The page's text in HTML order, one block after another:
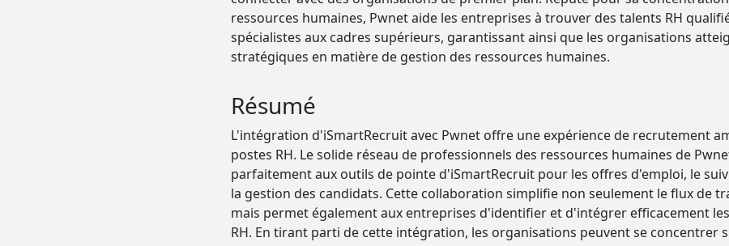
ressources humaines, Pwnet aide les entreprises à trouver des talents RH
spécialistes aux cadres supérieurs, garantissant ainsi que les organisations
stratégiques en matière de gestion des ressources humaines.
Résumé
L'intégration d'iSmartRecruit avec Pwnet offre une expérience de recrutement
postes RH. Le solide réseau de professionnels des ressources humaines de
parfaitement aux outils de pointe d'iSmartRecruit pour les offres d'emploi, le
la gestion des candidats. Cette collaboration simplifie non seulement le flux de
mais permet également aux entreprises d'identifier et d'intégrer efficacement
RH. En tirant parti de cette intégration, les organisations peuvent se concentrer